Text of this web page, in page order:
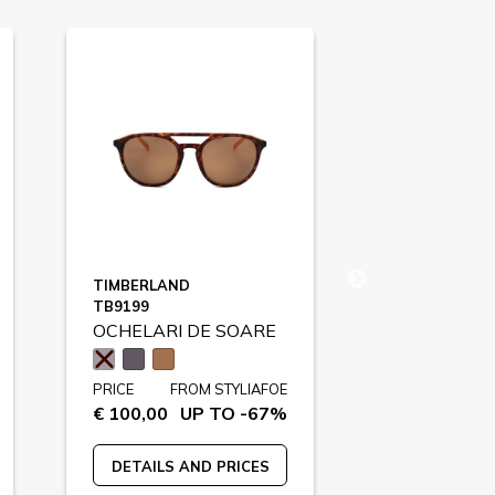
TIMBERLAND
TB9199
OCHELARI DE SOARE
PRICE
€ 100,00
FROM STYLIAFOE
UP TO -67%
DETAILS AND PRICES